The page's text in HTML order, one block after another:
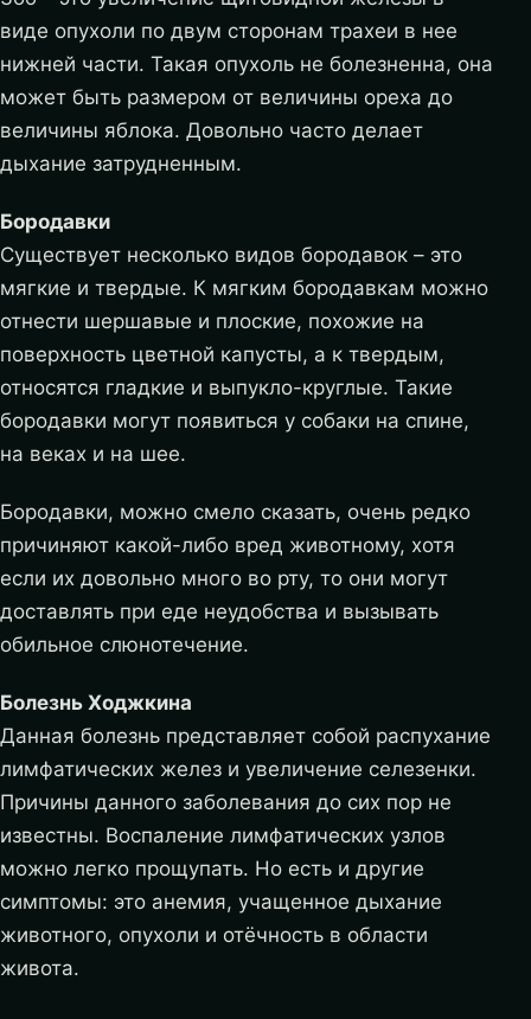
виде опухоли по двум сторонам трахеи в нее
нижней части. Такая опухоль не болезненна, она
может быть размером от величины ореха до
величины яблока. Довольно часто делает
дыхание затрудненным.
Бородавки
Существует несколько видов бородавок – это
мягкие и твердые. К мягким бородавкам можно
отнести шершавые и плоские, похожие на
поверхность цветной капусты, а к твердым,
относятся гладкие и выпукло-круглые. Такие
бородавки могут появиться у собаки на спине,
на веках и на шее.
Бородавки, можно смело сказать, очень редко
причиняют какой-либо вред животному, хотя
если их довольно много во рту, то они могут
доставлять при еде неудобства и вызывать
обильное слюнотечение.
Болезнь Ходжкина
Данная болезнь представляет собой распухание
лимфатических желез и увеличение селезенки.
Причины данного заболевания до сих пор не
известны. Воспаление лимфатических узлов
можно легко прощупать. Но есть и другие
симптомы: это анемия, учащенное дыхание
животного, опухоли и отёчность в области
живота.